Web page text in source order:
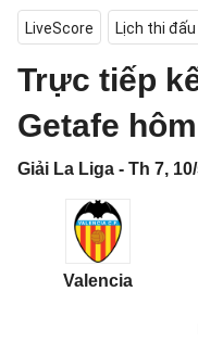
LiveScore Lịch thi đấu
Trực tiếp
Getafe
Giải La Liga - Th 7,
Valencia